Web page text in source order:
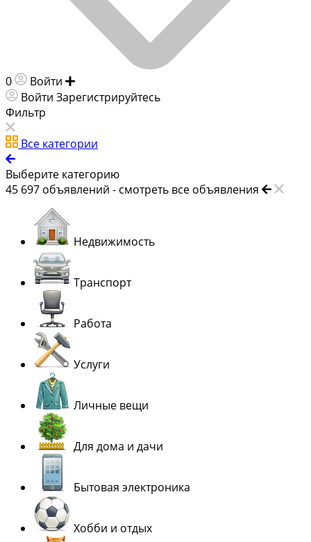
0 Войти
Войти Зарегистрируйтесь
Фильтр
Все категории
Выберите категорию
45 697 объявлений - смотреть все объявления
Недвижимость
Транспорт
Работа
Услуги
Личные вещи
Для дома и дачи
Бытовая электроника
Хобби и отдых